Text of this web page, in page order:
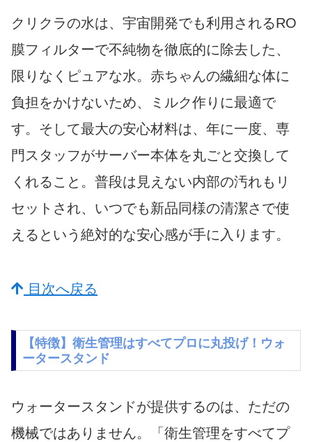
クリクラの水は、宇宙開発でも利用されるRO
膜フィルターで不純物を徹底的に除去した、
限りなくピュアな水。赤ちゃんの繊細な体に
負担をかけないため、ミルク作りに最適で
す。そして最大の安心材料は、年に一度、専
門スタッフがサーバー本体を丸ごと交換して
くれること。普段は見えない内部の汚れもリ
セットされ、いつでも新品同様の清潔さで使
えるという絶対的な安心感が手に入ります。
目次へ戻る
【特徴】衛生管理はすべてプロに丸投げ！ウォ
ータースタンド
ウォータースタンドが提供するのは、ただの
機械ではありません。「衛生管理をすべてプ